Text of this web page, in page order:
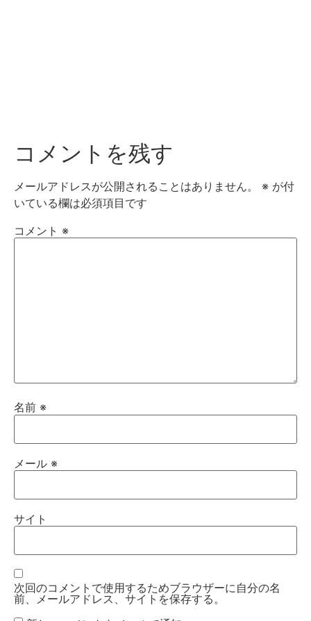
コメントを残す
メールアドレスが公開されることはありません。 ※ が付
いている欄は必須項目です
コメント ※
名前 ※
メール ※
サイト
次回のコメントで使用するためブラウザーに自分の名
前、メールアドレス、サイトを保存する。